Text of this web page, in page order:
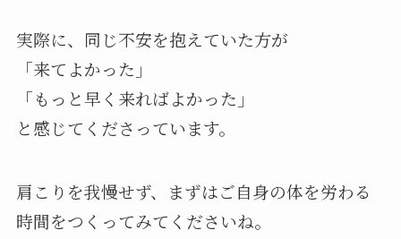
実際に、同じ不安を抱えていた方が
「来てよかった」
「もっと早く来ればよかった」
と感じてくださっています。
肩こりを我慢せず、まずはご自身の体を労わる
時間をつくってみてくださいね。